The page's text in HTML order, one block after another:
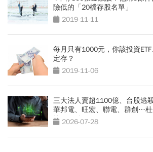
險低的「20檔存股名單」
2019-11-11
每月只有1000元，你該投資
定存？
2019-11-06
三大法人賣超1100億、台股逃
華邦電、旺宏、聯電、群創…
坑」買點
2026-07-28